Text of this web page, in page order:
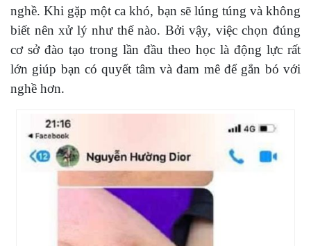
nghề. Khi gặp một ca khó, bạn sẽ lúng túng và không
biết nên xử lý như thế nào. Bởi vậy, việc chọn đúng
cơ sở đào tạo trong lần đầu theo học là động lực rất
lớn giúp bạn có quyết tâm và đam mê để gắn bó với
nghề hơn.